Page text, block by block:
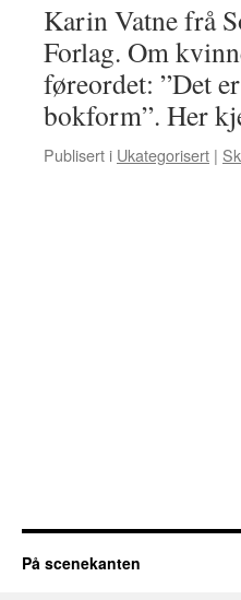
Karin Vatne frå
Forlag. Om
føreordet: ”Det
bokform”. Her
Publisert i Ukategorisert |
På scenekanten